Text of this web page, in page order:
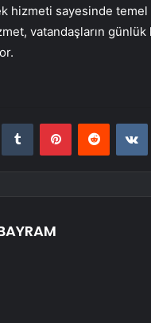
hizmeti sayesinde
vatandaşların günlük
Tumblr PinterestReddit